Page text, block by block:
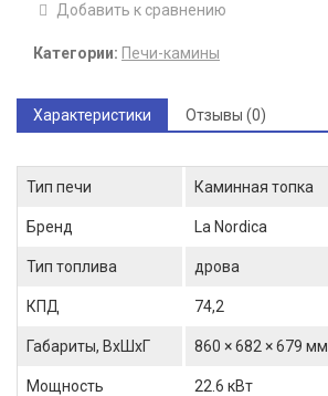
Добавить к сравнению
Категории: Печи-камины
Характеристики Отзывы (0)
Тип печи Каминная топка
Бренд La Nordica
Тип топлива дрова
КПД 74,2
Габариты, ВхШхГ 860 × 682 × 679 мм
Мощность 22.6 кВт